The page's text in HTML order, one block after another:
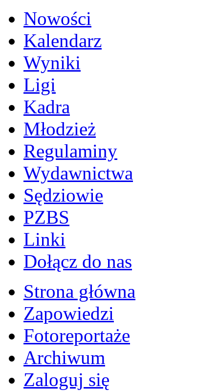
Nowości
Kalendarz
Wyniki
Ligi
Kadra
Młodzież
Regulaminy
Wydawnictwa
Sędziowie
PZBS
Linki
Dołącz do nas
Strona główna
Zapowiedzi
Fotoreportaże
Archiwum
Zaloguj się